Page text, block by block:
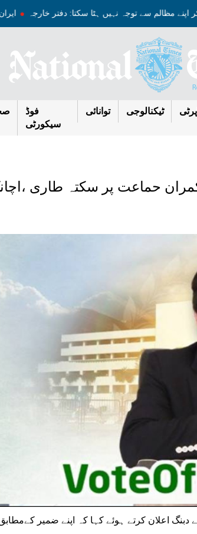
کر اپنے مظالم سے توجہ نہیں ہٹا سکتا: دفتر خارجہ
ٹیکنالوجی توانائی
فوڈ
سیکورٹی
حماعت پر سکتہ طاری
دبنگ اعلان کرتے ہوئے کہا کہ اپنے ضمیر